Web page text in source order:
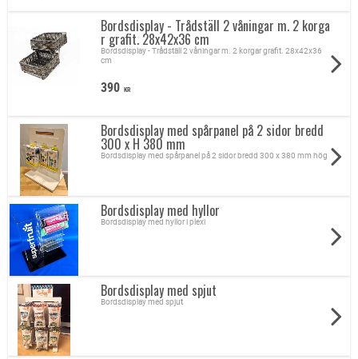
Bordsdisplay - Trådställ 2 våningar m. 2 korga
r grafit. 28x42x36 cm
Bordsdisplay - Trådställ 2 våningar m. 2 korgar grafit. 28x42x36
cm
390 KR
Bordsdisplay med spårpanel på 2 sidor bredd
300 x H 380 mm
Bordsdisplay med spårpanel på 2 sidor bredd 300 x 380 mm hög
Bordsdisplay med hyllor
Bordsdisplay med hyllor i plexi
Bordsdisplay med spjut
Bordsdisplay med spjut